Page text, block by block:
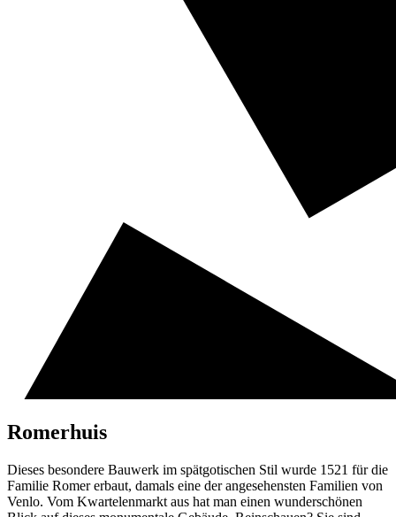
Romerhuis
Dieses besondere Bauwerk im spätgotischen Stil wurde 1521 für die
Familie Romer erbaut, damals eine der angesehensten Familien von
Venlo. Vom Kwartelenmarkt aus hat man einen wunderschönen